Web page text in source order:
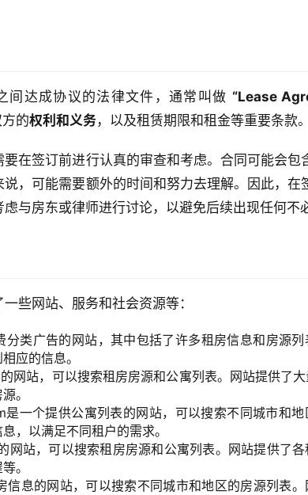
间达成协议的法律文件，通常叫做 “Lease
的权利和义务，以及租赁期限和租金等重要条款。
在签订前进行认真的审查和考虑。合同可能会包
，可能需要额外的时间和努力去理解。因此，在
与房东或律师进行讨论，以避免后续出现任何不
些网站、服务和社会资源等：
类广告的网站，其中包括了许多租房信息和房源
应的信息。
网站，可以搜索租房房源和公寓列表。网站提供了大
。
一个提供公寓列表的网站，可以搜索不同城市和
，以满足不同租户的需求。
网站，可以搜索租房房源和公寓列表。网站提供了
。
信息的网站，可以搜索不同城市和地区的房源列表